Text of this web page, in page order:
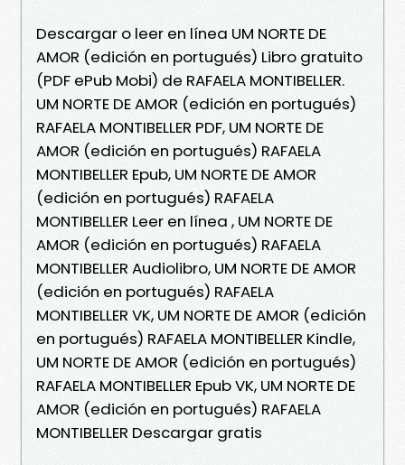
Descargar o leer en línea UM NORTE DE
AMOR (edición en portugués) Libro gratuito
(PDF ePub Mobi) de RAFAELA MONTIBELLER.
UM NORTE DE AMOR (edición en portugués)
RAFAELA MONTIBELLER PDF, UM NORTE DE
AMOR (edición en portugués) RAFAELA
MONTIBELLER Epub, UM NORTE DE AMOR
(edición en portugués) RAFAELA
MONTIBELLER Leer en línea , UM NORTE DE
AMOR (edición en portugués) RAFAELA
MONTIBELLER Audiolibro, UM NORTE DE AMOR
(edición en portugués) RAFAELA
MONTIBELLER VK, UM NORTE DE AMOR (edición
en portugués) RAFAELA MONTIBELLER Kindle,
UM NORTE DE AMOR (edición en portugués)
RAFAELA MONTIBELLER Epub VK, UM NORTE DE
AMOR (edición en portugués) RAFAELA
MONTIBELLER Descargar gratis